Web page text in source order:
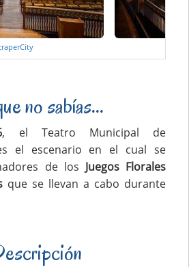
no sabías...
, el Teatro Municipal de
el escenario en el cual se
de los Juegos Florales
que se llevan a cabo durante